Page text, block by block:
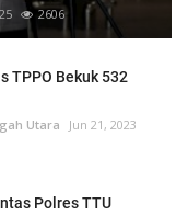
2606
TPPO Bekuk 532
Utara
Jun 21, 2023
Polres TTU